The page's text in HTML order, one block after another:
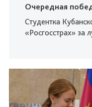
Очередная
Студентка
«Росгосстрах» за